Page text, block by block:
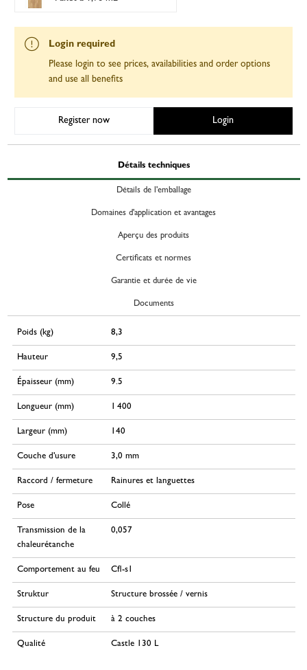
Login required
Please login to see prices, availabilities and order options
and use all benefits
Register now Login
Détails techniques
Détails de l'emballage
Domaines d'application et avantages
Aperçu des produits
Certificats et normes
Garantie et durée de vie
Documents
Poids (kg) 8,3
Hauteur 9,5
Épaisseur (mm) 9.5
Longueur (mm) 1 400
Largeur (mm) 140
Couche d'usure 3,0 mm
Raccord / fermeture Rainures et languettes
Pose Collé
Transmission de la
chaleurétanche
0,057
Comportement au feu Cfl-s1
Struktur Structure brossée / vernis
Structure du produit à 2 couches
Qualité Castle 130 L